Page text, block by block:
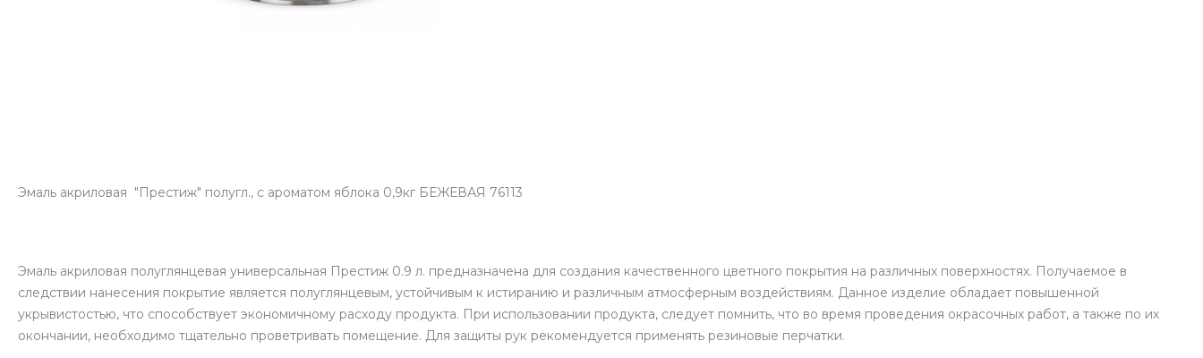
Эмаль акриловая "Престиж" полугл., с ароматом яблока 0,9кг БЕЖЕВАЯ 76113
Эмаль акриловая полуглянцевая универсальная Престиж 0.9 л. предназначена для создания качественного цветного покрытия на различных поверхностях. Получаемое в
следствии нанесения покрытие является полуглянцевым, устойчивым к истиранию и различным атмосферным воздействиям. Данное изделие обладает повышенной
укрывистостью, что способствует экономичному расходу продукта. При использовании продукта, следует помнить, что во время проведения окрасочных работ, а также по их
окончании, необходимо тщательно проветривать помещение. Для защиты рук рекомендуется применять резиновые перчатки.